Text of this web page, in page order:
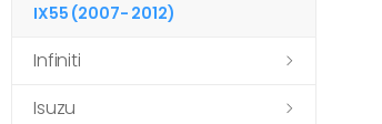
IX55 (2007- 2012)
Infiniti
Isuzu